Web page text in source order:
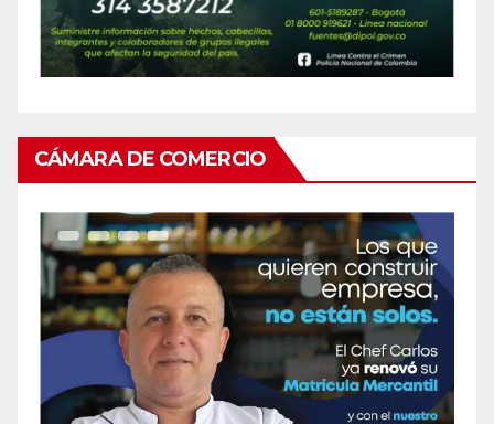
CÁMARA DE COMERCIO